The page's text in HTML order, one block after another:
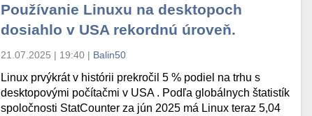
Používanie Linuxu na desktopoch
dosiahlo v USA rekordnú úroveň.
21.07.2025 | 19:40 | Balin50
Linux prvýkrát v histórii prekročil 5 % podiel na trhu s
desktopovými počítačmi v USA . Podľa globálnych štatistík
spoločnosti StatCounter za jún 2025 má Linux teraz 5,04